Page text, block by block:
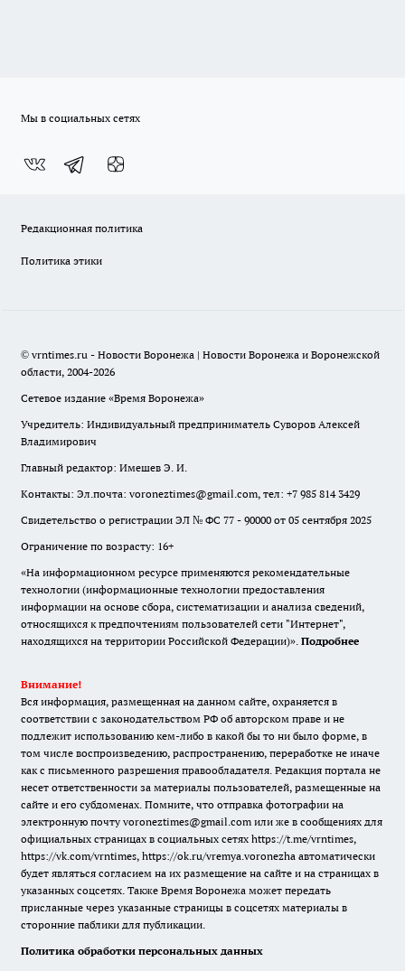
Мы в социальных сетях
Редакционная политика
Политика этики
© vrntimes.ru - Новости Воронежа | Новости Воронежа и Воронежской
области, 2004-2026
Сетевое издание «Время Воронежа»
Учредитель: Индивидуальный предприниматель Суворов Алексей
Владимирович
Главный редактор: Имешев Э. И.
Контакты: Эл.почта: voroneztimes@gmail.com, тел: +7 985 814 3429
Свидетельство о регистрации ЭЛ № ФС 77 - 90000 от 05 сентября 2025
Ограничение по возрасту: 16+
«На информационном ресурсе применяются рекомендательные
технологии (информационные технологии предоставления
информации на основе сбора, систематизации и анализа сведений,
относящихся к предпочтениям пользователей сети "Интернет",
находящихся на территории Российской Федерации)». Подробнее
Внимание!
Вся информация, размещенная на данном сайте, охраняется в
соответствии с законодательством РФ об авторском праве и не
подлежит использованию кем-либо в какой бы то ни было форме, в
том числе воспроизведению, распространению, переработке не иначе
как с письменного разрешения правообладателя. Редакция портала не
несет ответственности за материалы пользователей, размещенные на
сайте и его субдоменах. Помните, что отправка фотографии на
электронную почту voroneztimes@gmail.com или же в сообщениях для
официальных страницах в социальных сетях https://t.me/vrntimes,
https://vk.com/vrntimes, https://ok.ru/vremya.voronezha автоматически
будет являться согласием на их размещение на сайте и на страницах в
указанных соцсетях. Также Время Воронежа может передать
присланные через указанные страницы в соцсетях материалы в
сторонние паблики для публикации.
Политика обработки персональных данных